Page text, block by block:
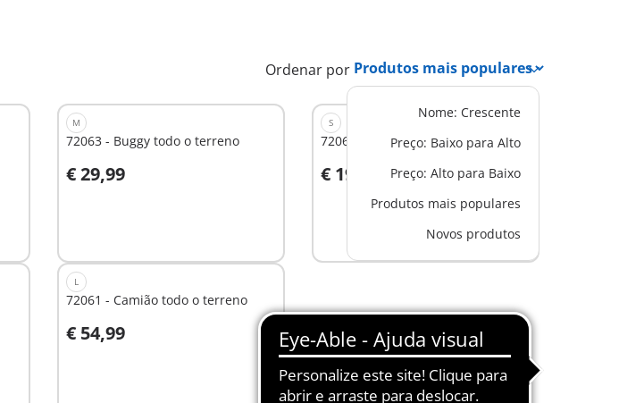
Ordenar por
Nome: Crescente
Preço: Baixo para Alto
Preço: Alto para Baixo
Produtos mais populares
Novos produtos
M
72063 - Buggy todo o terreno
€ 29,99
Ao carrinho
S
72064 - Quad todo-o-terreno
€ 19,99
Ao carrinho
L
72061 - Camião todo o terreno
€ 54,99
Ao carrinho